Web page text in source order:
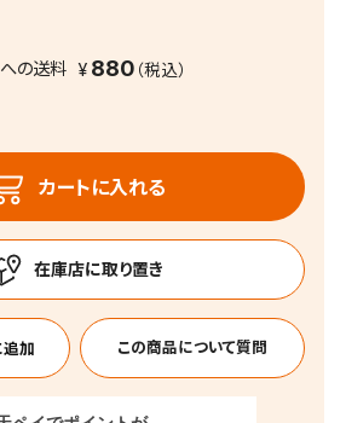
への送料 880
カートに入れる
この商品について質問